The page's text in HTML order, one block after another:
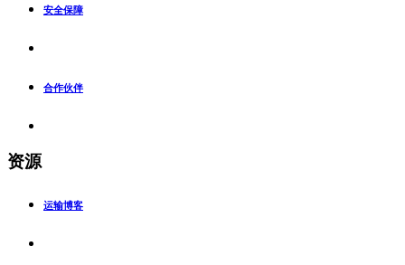
安全保障
合作伙伴
资源
运输博客